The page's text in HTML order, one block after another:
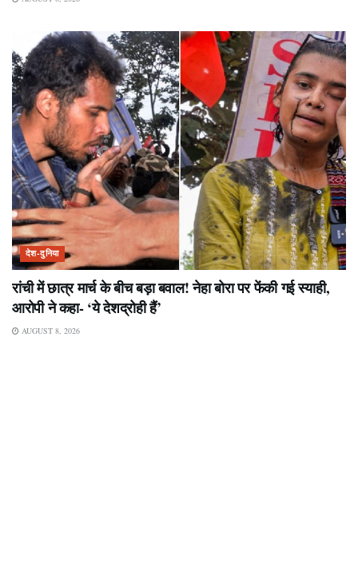
देश-दुनिया
रांची में छात्र मार्च के बीच बड़ा बवाल! नेहा बोरा पर फेंकी गई स्याही,
आरोपी ने कहा- ‘ये देशद्रोही हैं’
AUGUST 8, 2026